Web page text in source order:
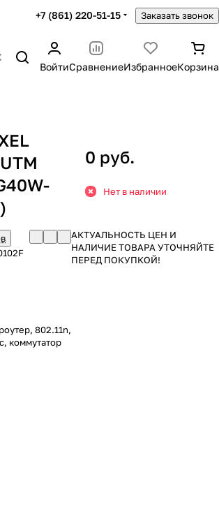
+7 (861) 220-51-15 Заказать звонок
ВойтиСравнениеИзбранноеКорзина
802.11n,
коммутатор
0 руб.
Нет в наличии
АКТУАЛЬНОСТЬ ЦЕН И
НАЛИЧИЕ ТОВАРА УТОЧНЯЙТЕ
ПЕРЕД ПОКУПКОЙ!